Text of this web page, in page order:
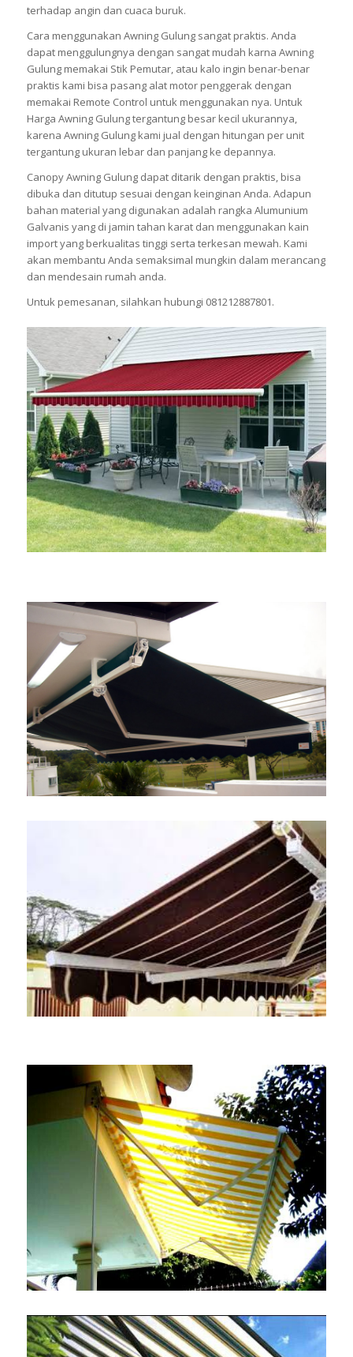
terhadap angin dan cuaca buruk.
Cara menggunakan Awning Gulung sangat praktis. Anda
dapat menggulungnya dengan sangat mudah karna Awning
Gulung memakai Stik Pemutar, atau kalo ingin benar-benar
praktis kami bisa pasang alat motor penggerak dengan
memakai Remote Control untuk menggunakan nya. Untuk
Harga Awning Gulung tergantung besar kecil ukurannya,
karena Awning Gulung kami jual dengan hitungan per unit
tergantung ukuran lebar dan panjang ke depannya.
Canopy Awning Gulung dapat ditarik dengan praktis, bisa
dibuka dan ditutup sesuai dengan keinginan Anda. Adapun
bahan material yang digunakan adalah rangka Alumunium
Galvanis yang di jamin tahan karat dan menggunakan kain
import yang berkualitas tinggi serta terkesan mewah. Kami
akan membantu Anda semaksimal mungkin dalam merancang
dan mendesain rumah anda.
Untuk pemesanan, silahkan hubungi 081212887801.